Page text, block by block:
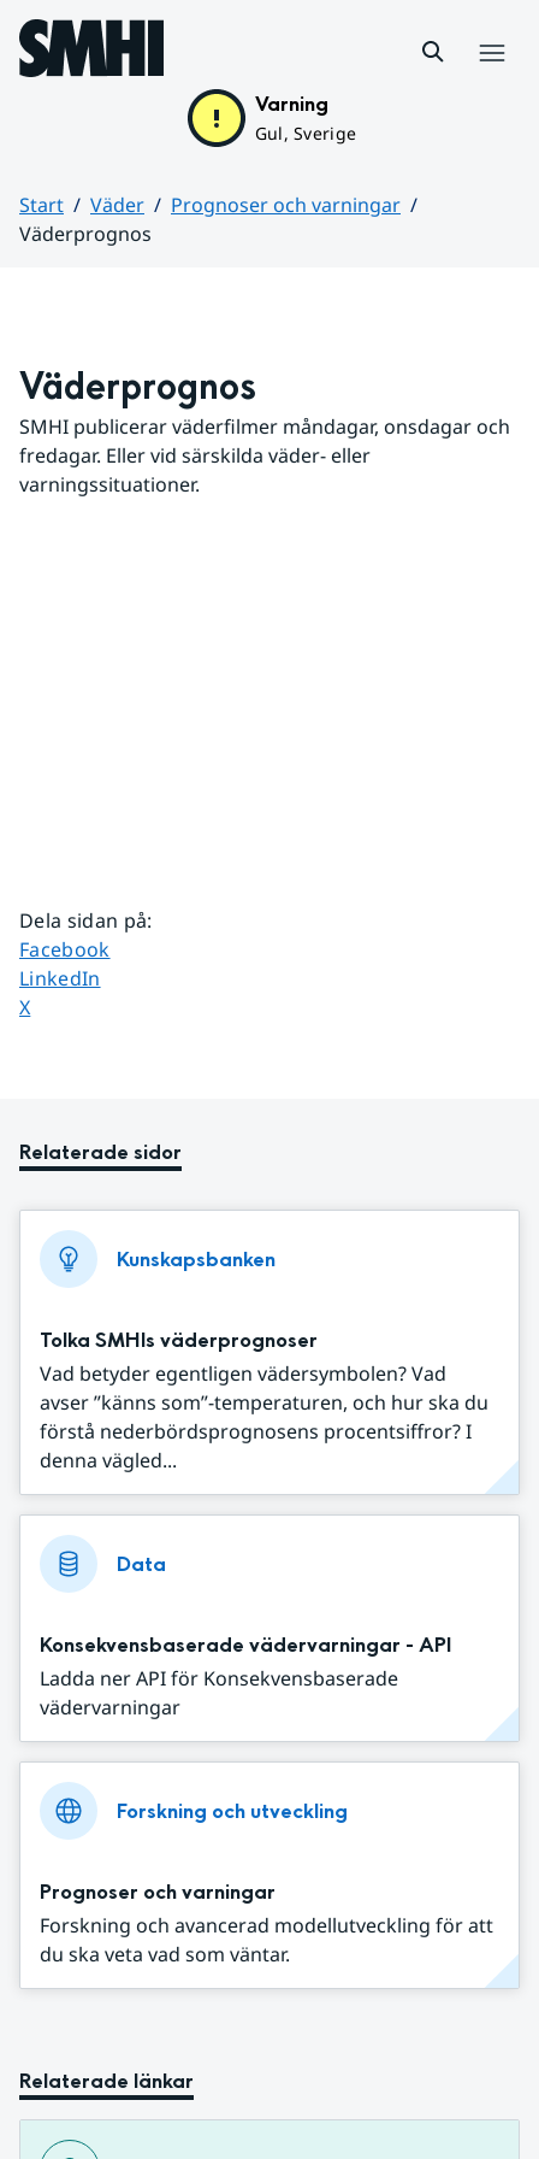
Hoppa till sidans innehåll
Varning
Gul, Sverige
Start Väder
Prognoser och varningar
Väderprognos
Väderprognos
SMHI publicerar väderfilmer måndagar, onsdagar och
fredagar. Eller vid särskilda väder- eller
varningssituationer.
Dela sidan på:
Dela sidan på
Facebook
Dela sidan på
LinkedIn
Dela sidan på
X
Relaterade sidor
Kunskapsbanken
Tolka SMHIs väderprognoser
Vad betyder egentligen vädersymbolen? Vad
avser ”känns som”-temperaturen, och hur ska du
förstå nederbördsprognosens procentsiffror? I
denna vägled...
Data
Konsekvensbaserade vädervarningar - API
Ladda ner API för Konsekvensbaserade
vädervarningar
Forskning och utveckling
Prognoser och varningar
Forskning och avancerad modellutveckling för att
du ska veta vad som väntar.
Relaterade länkar